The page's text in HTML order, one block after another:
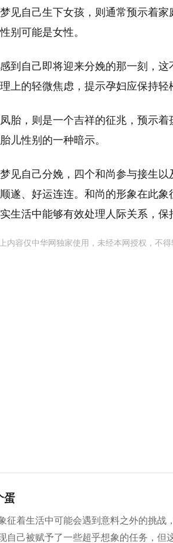
见自己生下女孩，则通常预示着
别可能是女性。
到自己即将迎来分娩的那一刻，
上的轻微焦虑，提示孕妇应保持轻
胎，则是一个吉祥的征兆，预示
儿性别的一种暗示。
见自己分娩，四个和尚参与接生
遂、好运连连。和尚的形象在此
生活中能够有效处理人际关系，保
内容仅中华网独家使用，未经本网授权，不
蛋
征着生活中可能会遇到意料之外的挑
自己被赋予了一些超乎想象的任务，但